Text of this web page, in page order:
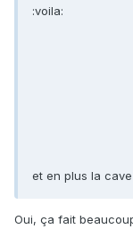
:voila:
et en plus la
Oui, ça fait